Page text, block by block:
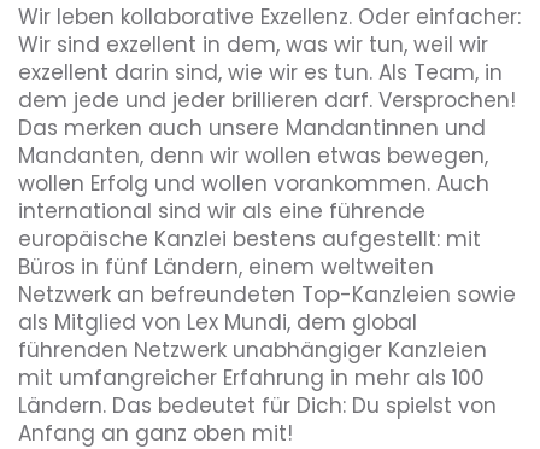
Wir leben kollaborative Exzellenz. Oder einfacher:
Wir sind exzellent in dem, was wir tun, weil wir
exzellent darin sind, wie wir es tun. Als Team, in
dem jede und jeder brillieren darf. Versprochen!
Das merken auch unsere Mandantinnen und
Mandanten, denn wir wollen etwas bewegen,
wollen Erfolg und wollen vorankommen. Auch
international sind wir als eine führende
europäische Kanzlei bestens aufgestellt: mit
Büros in fünf Ländern, einem weltweiten
Netzwerk an befreundeten Top-Kanzleien sowie
als Mitglied von Lex Mundi, dem global
führenden Netzwerk unabhängiger Kanzleien
mit umfangreicher Erfahrung in mehr als 100
Ländern. Das bedeutet für Dich: Du spielst von
Anfang an ganz oben mit!